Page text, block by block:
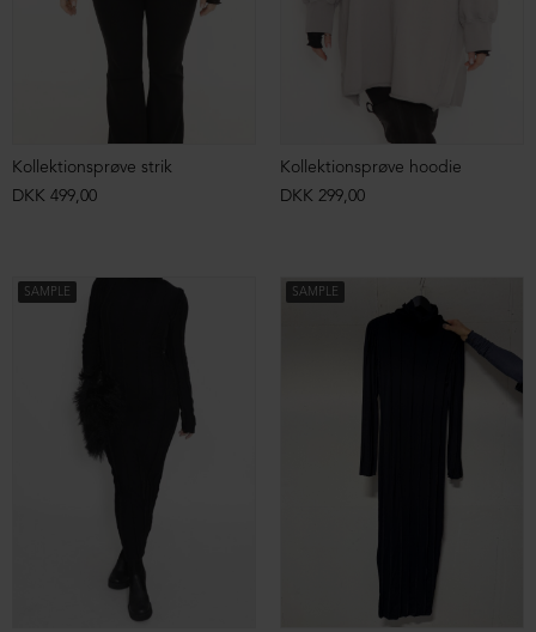
Kollektionsprøve strik
DKK 499,00
Kollektionsprøve hoodie
DKK 299,00
SAMPLE SAMPLE